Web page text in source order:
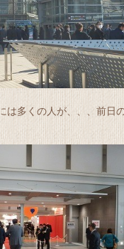
は多くの人が、、、前日